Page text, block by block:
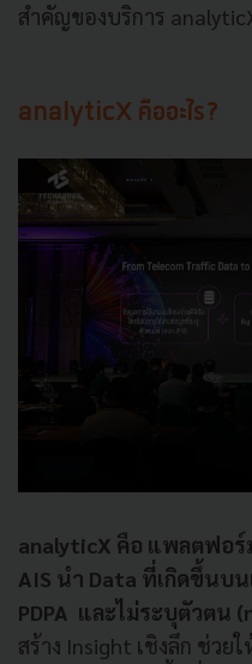
สำคัญของบริการ
analyticX คืออะไร?
analyticX คือ แพลตฟอร์
AIS นำ Data ที่เกิดขึ้นบ
PDPA และไม่ระบุตัวตน
สร้าง Insight เชิงลึก ช่วย